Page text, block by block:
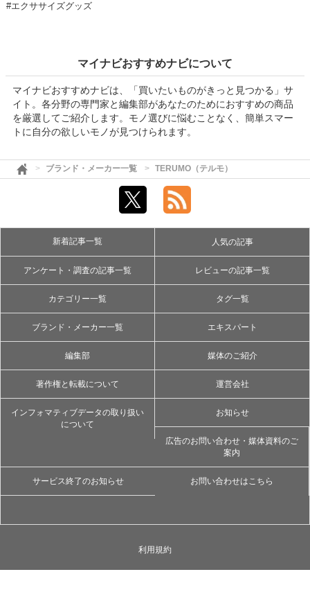
#エクササイズグッズ
マイナビおすすめナビについて
マイナビおすすめナビは、「買いたいものがきっと見つかる」サ
イト。各分野の専門家と編集部があなたのためにおすすめの商品
を厳選してご紹介します。モノ選びに悩むことなく、簡単スマー
トに自分の欲しいモノが見つけられます。
ブランド・メーカー一覧 TERUMO（テルモ）
新着記事一覧 人気の記事
アンケート・調査の記事一覧 レビューの記事一覧
カテゴリー一覧 タグ一覧
ブランド・メーカー一覧 エキスパート
編集部 媒体のご紹介
著作権と転載について 運営会社
インフォマティブデータの取り扱い
について
お知らせ
広告のお問い合わせ・媒体資料のご
案内
サービス終了のお知らせ お問い合わせはこちら
利用規約